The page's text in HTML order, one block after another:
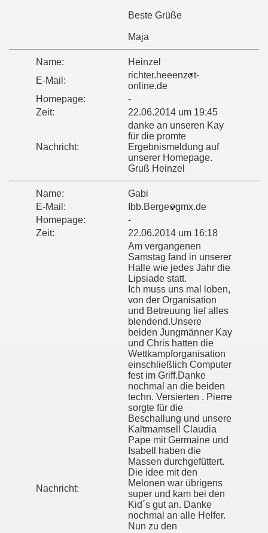
Beste Grüße
Maja
Name:
Heinzel
E-Mail:
richter.heeenz
t-
online.de
Homepage:
-
Zeit:
22.06.2014 um 19:45
Nachricht:
danke an unseren Kay
für die promte
Ergebnismeldung auf
unserer Homepage.
Gruß Heinzel
Name:
Gabi
E-Mail:
Ibb.Berge gmx.de
Homepage:
-
Zeit:
22.06.2014 um 16:18
Nachricht:
Am vergangenen
Samstag fand in unserer
Halle wie jedes Jahr die
Lipsiade statt.
Ich muss uns mal loben,
von der Organisation
und Betreuung lief alles
blendend.Unsere
beiden Jungmänner Kay
und Chris hatten die
Wettkampforganisation
einschließlich Computer
fest im Griff.Danke
nochmal an die beiden
techn. Versierten . Pierre
sorgte für die
Beschallung und unsere
Kaltmamsell Claudia
Pape mit Germaine und
Isabell haben die
Massen durchgefüttert.
Die idee mit den
Melonen war übrigens
super und kam bei den
Kid´s gut an. Danke
nochmal an alle Helfer.
Nun zu den